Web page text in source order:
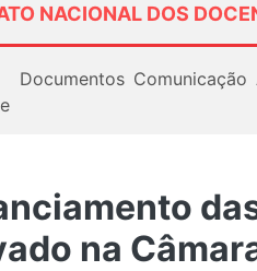
NACIONAL DOS
Documentos Comunicação
na